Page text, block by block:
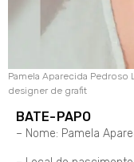
Pamela Aparecida Pedroso
designer de grafit
BATE-PAPO
– Nome: Pamela